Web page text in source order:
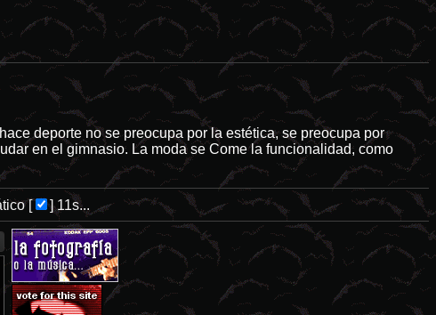
deporte no se preocupa por la estética, se preocupa por
en el gimnasio. La moda se Come la funcionalidad, como
[ ]11s...